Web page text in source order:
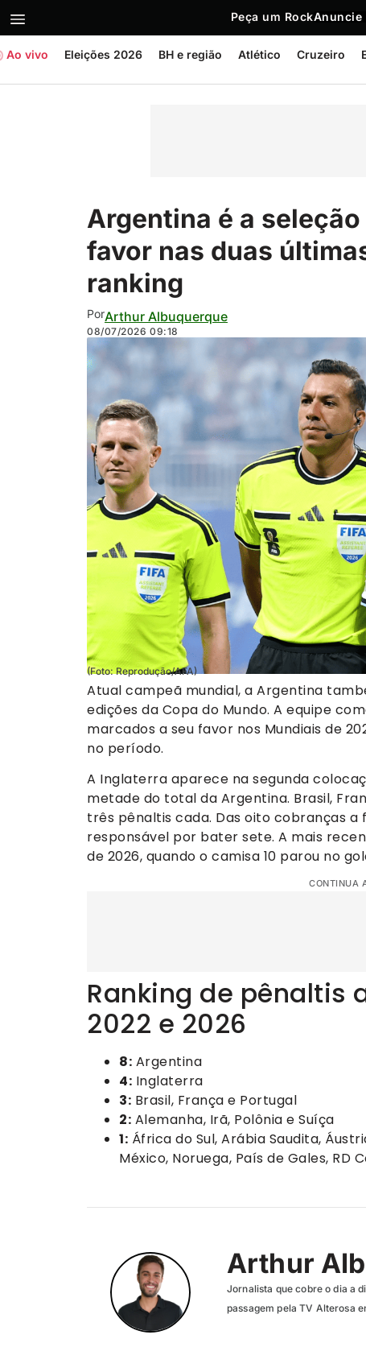
Peça um RockAnuncie
Ao vivo Eleições 2026 BH e região Atlético Cruzeiro
Argentina é a
favor nas duas
ranking
PorArthur Albuquerque
08/07/2026 09:18
(Foto: Reprodução/AFA)
Atual campeã mundial, a Argentina
edições da Copa do Mundo. A equipe
marcados a seu favor nos Mundiais de
no período.
A Inglaterra aparece na segunda
metade do total da Argentina. Brasil,
três pênaltis cada. Das oito cobranças a
responsável por bater sete. A mais
de 2026, quando o camisa 10 parou no
CONTINUA
Ranking de pênaltis
2022 e 2026
8: Argentina
4: Inglaterra
3: Brasil, França e Portugal
2: Alemanha, Irã, Polônia e Suíça
1: África do Sul, Arábia Saudita,
México, Noruega, País de Gales, RD
Arthur
Jornalista que cobre o dia a
passagem pela TV Alterosa